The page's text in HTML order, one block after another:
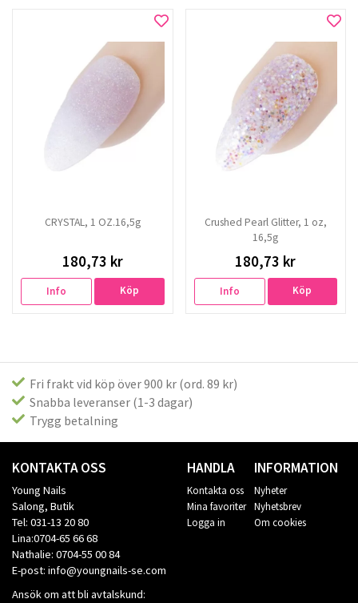
CRYSTAL, 1 OZ.16,5g
180,73 kr
Info Köp
Crushed Pearl Glitter, 1 oz,
16,5g
180,73 kr
Info Köp
Fri frakt vid köp över 900 kr (ord. 89 kr)
Snabba leveranser (1-3 dagar)
Trygg betalning
KONTAKTA OSS
Young Nails
Salong, Butik
Tel: 031-13 20 80
Lina:0704-65 66 68
Nathalie: 0704-55 00 84
E-post: info@youngnails-se.com
Ansök om att bli avtalskund:
HANDLA
Kontakta oss
Mina favoriter
Logga in
INFORMATION
Nyheter
Nyhetsbrev
Om cookies